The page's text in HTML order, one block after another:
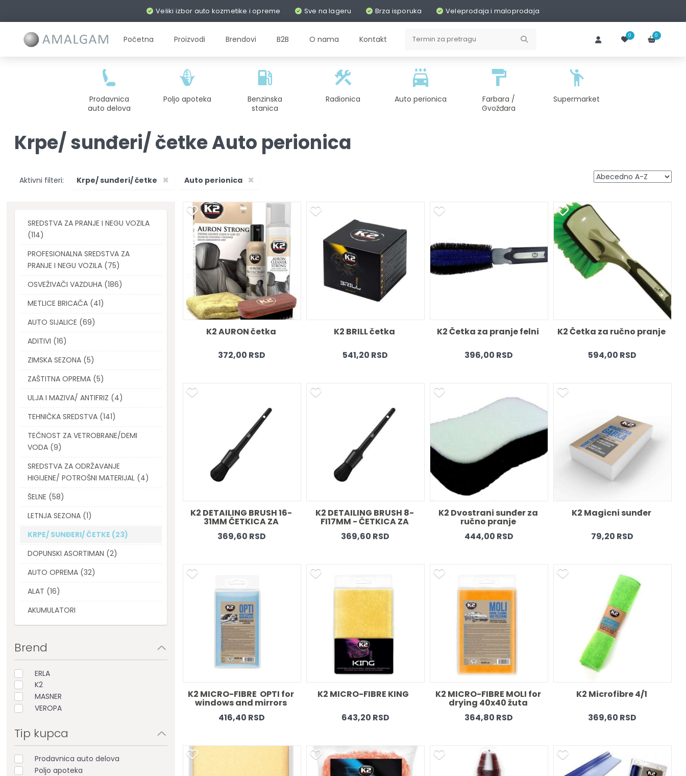
Veliki izbor auto kozmetike i opreme Sve na lageru Brza isporuka Veleprodaja i maloprodaja
Početna Proizvodi Brendovi B2B O nama Kontakt 0
0
Prodavnica
auto delova
Poljo apoteka
Benzinska
stanica
Radionica Auto perionica
Farbara /
Gvožđara
Supermarket
Krpe/ sunđeri/ četke Auto perionica
Aktivni filteri: ×
Krpe/ sunđeri/ četke ×
Auto perionica
SREDSTVA ZA PRANJE I NEGU VOZILA
(114)
PROFESIONALNA SREDSTVA ZA
PRANJE I NEGU VOZILA (75)
OSVEŽIVAČI VAZDUHA (186)
METLICE BRICAČA (41)
AUTO SIJALICE (69)
ADITIVI (16)
ZIMSKA SEZONA (5)
ZAŠTITNA OPREMA (5)
ULJA I MAZIVA/ ANTIFRIZ (4)
TEHNIČKA SREDSTVA (141)
TEČNOST ZA VETROBRANE/DEMI
VODA (9)
SREDSTVA ZA ODRŽAVANJE
HIGIJENE/ POTROŠNI MATERIJAL (4)
ŠELNE (58)
LETNJA SEZONA (1)
KRPE/ SUNĐERI/ ČETKE (23)
DOPUNSKI ASORTIMAN (2)
AUTO OPREMA (32)
ALAT (16)
AKUMULATORI
Brend
ERLA
K2
MASNER
VEROPA
Tip kupca
Prodavnica auto delova
Poljo apoteka
K2 AURON četka
372,00 RSD
K2 BRILL četka
541,20 RSD
K2 Četka za pranje felni
396,00 RSD
K2 Četka za ručno pranje
594,00 RSD
K2 DETAILING BRUSH 16-
31MM ČETKICA ZA
DETAJLING
369,60 RSD
K2 DETAILING BRUSH 8-
FI17MM - ČETKICA ZA
DETAJLING
369,60 RSD
K2 Dvostrani sunđer za
ručno pranje
444,00 RSD
K2 Magicni sunđer
79,20 RSD
K2 MICRO-FIBRE  OPTI for
windows and mirrors
40x40 blue
416,40 RSD
K2 MICRO-FIBRE KING
643,20 RSD
K2 MICRO-FIBRE MOLI for
drying 40x40 žuta
364,80 RSD
K2 Microfibre 4/1
369,60 RSD